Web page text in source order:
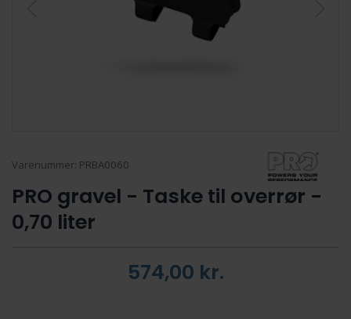
Varenummer: PRBA0060
PRO gravel - Taske til overrør -
0,70 liter
574,00 kr.